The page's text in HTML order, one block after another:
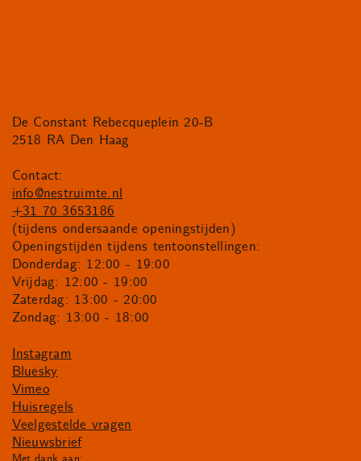
De Constant Rebecqueplein 20-B
2518 RA Den Haag
Contact:
info@nestruimte.nl
+31 70 3653186
(tijdens ondersaande openingstijden)
Openingstijden tijdens tentoonstellingen:
Donderdag: 12:00 - 19:00
Vrijdag: 12:00 - 19:00
Zaterdag: 13:00 - 20:00
Zondag: 13:00 - 18:00
Instagram
Bluesky
Vimeo
Huisregels
Veelgestelde vragen
Nieuwsbrief